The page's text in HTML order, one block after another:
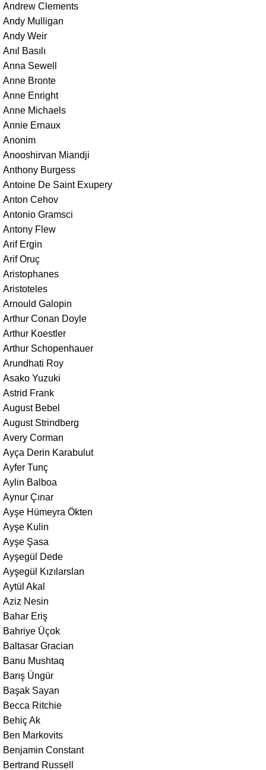
Andrew Clements
Andy Mulligan
Andy Weir
Anıl Basılı
Anna Sewell
Anne Bronte
Anne Enright
Anne Michaels
Annie Ernaux
Anonim
Anooshirvan Miandji
Anthony Burgess
Antoine De Saint Exupery
Anton Cehov
Antonio Gramsci
Antony Flew
Arif Ergin
Arif Oruç
Aristophanes
Aristoteles
Arnould Galopin
Arthur Conan Doyle
Arthur Koestler
Arthur Schopenhauer
Arundhati Roy
Asako Yuzuki
Astrid Frank
August Bebel
August Strindberg
Avery Corman
Ayça Derin Karabulut
Ayfer Tunç
Aylin Balboa
Aynur Çınar
Ayşe Hümeyra Ökten
Ayşe Kulin
Ayşe Şasa
Ayşegül Dede
Ayşegül Kızılarslan
Aytül Akal
Aziz Nesin
Bahar Eriş
Bahriye Üçok
Baltasar Gracian
Banu Mushtaq
Barış Üngür
Başak Sayan
Becca Ritchie
Behiç Ak
Ben Markovits
Benjamin Constant
Bertrand Russell